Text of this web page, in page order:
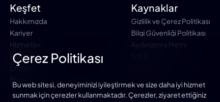
Keşfet
Hakkımızda
Kariyer
Hizmetler
Eğitimler
Ürünler
Kaynaklar
Gizlilik ve Çerez Politikası
Bilgi Güvenliği Politikası
Aydınlatma Metni
Çerez Politikası
Bu web sitesi, deneyiminizi iyileştirmek ve size daha iyi hizmet
sunmak için çerezler kullanmaktadır. Çerezler, ziyaret ettiğiniz